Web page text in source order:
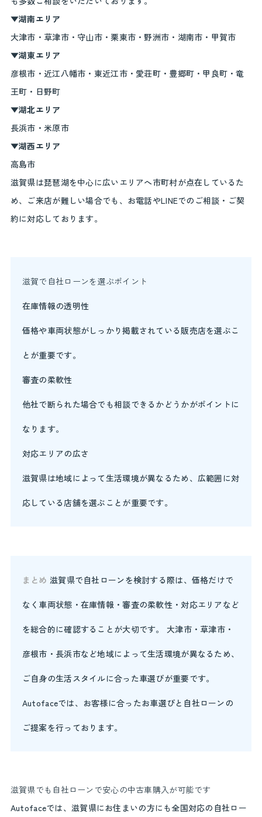
▼湖南エリア
大津市・草津市・守山市・栗東市・野洲市・湖南市・甲賀市
▼湖東エリア
彦根市・近江八幡市・東近江市・愛荘町・豊郷町・甲良町・竜
王町・日野町
▼湖北エリア
長浜市・米原市
▼湖西エリア
高島市
滋賀県は琵琶湖を中心に広いエリアへ市町村が点在しているた
め、ご来店が難しい場合でも、お電話やLINEでのご相談・ご契
約に対応しております。
滋賀で自社ローンを選ぶポイント
在庫情報の透明性
価格や車両状態がしっかり掲載されている販売店を選ぶこ
とが重要です。
審査の柔軟性
他社で断られた場合でも相談できるかどうかがポイントに
なります。
対応エリアの広さ
滋賀県は地域によって生活環境が異なるため、広範囲に対
応している店舗を選ぶことが重要です。
まとめ 滋賀県で自社ローンを検討する際は、価格だけで
なく車両状態・在庫情報・審査の柔軟性・対応エリアなど
を総合的に確認することが大切です。 大津市・草津市・
彦根市・長浜市など地域によって生活環境が異なるため、
ご自身の生活スタイルに合った車選びが重要です。
Autofaceでは、お客様に合ったお車選びと自社ローンの
ご提案を行っております。
滋賀県でも自社ローンで安心の中古車購入が可能です
Autofaceでは、滋賀県にお住まいの方にも全国対応の自社ロー